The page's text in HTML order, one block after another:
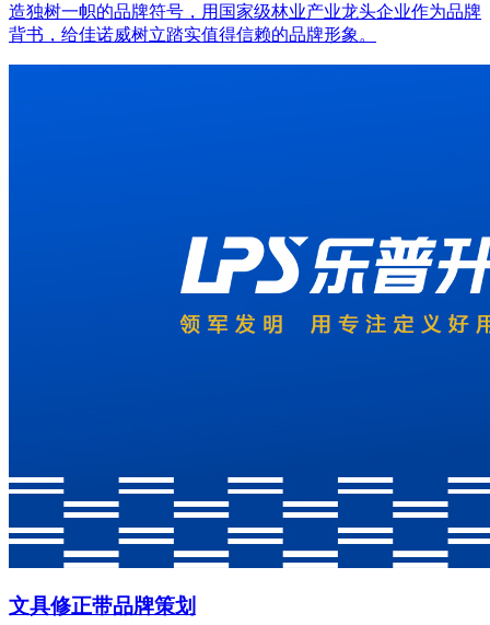
造独树一帜的品牌符号，用国家级林业产业龙头企业作为品牌
背书，给佳诺威树立踏实值得信赖的品牌形象。
文具修正带品牌策划